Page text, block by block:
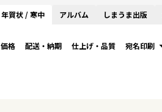
年賀状 / 寒中 アルバム しまうま出版
価格 配送・納期 仕上げ・品質 宛名印刷